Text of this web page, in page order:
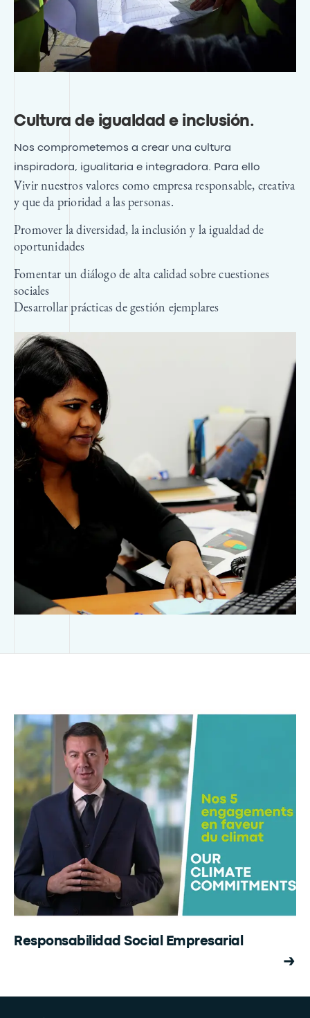
Cultura de igualdad e inclusión.
Nos comprometemos a crear una cultura
inspiradora, igualitaria e integradora. Para ello
Vivir nuestros valores como empresa responsable, creativa
y que da prioridad a las personas.
Promover la diversidad, la inclusión y la igualdad de
oportunidades
Fomentar un diálogo de alta calidad sobre cuestiones
sociales
Desarrollar prácticas de gestión ejemplares
Responsabilidad Social Empresarial